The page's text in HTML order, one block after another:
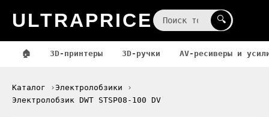
ULTRAPRICE 🔍
🏠 3D-принтеры 3D-ручки AV-ресиверы и
Каталог
Электролобзики
Электролобзик DWT STSP08-100 DV